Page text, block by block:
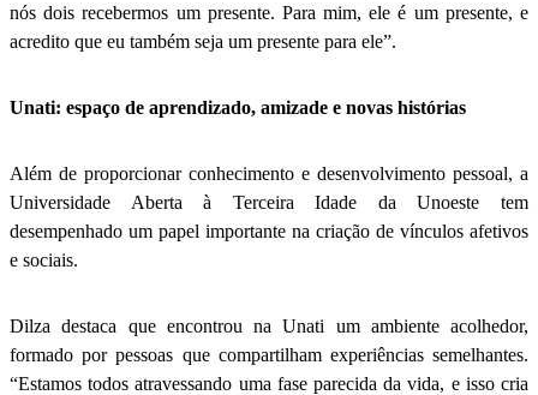
nós dois recebermos um presente. Para mim, ele é um presente, e
acredito que eu também seja um presente para ele”.
Unati: espaço de aprendizado, amizade e novas histórias
Além de proporcionar conhecimento e desenvolvimento pessoal, a
Universidade Aberta à Terceira Idade da Unoeste tem
desempenhado um papel importante na criação de vínculos afetivos
e sociais.
Dilza destaca que encontrou na Unati um ambiente acolhedor,
formado por pessoas que compartilham experiências semelhantes.
“Estamos todos atravessando uma fase parecida da vida, e isso cria